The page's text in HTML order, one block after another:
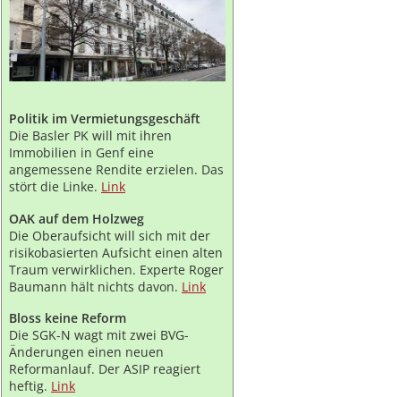
Politik im Vermietungsgeschäft
Die Basler PK will mit ihren
Immobilien in Genf eine
angemessene Rendite erzielen. Das
stört die Linke. Link
OAK auf dem Holzweg
Die Oberaufsicht will sich mit der
risikobasierten Aufsicht einen alten
Traum verwirklichen. Experte Roger
Baumann hält nichts davon. Link
Bloss keine Reform
Die SGK-N wagt mit zwei BVG-
Änderungen einen neuen
Reformanlauf. Der ASIP reagiert
heftig. Link